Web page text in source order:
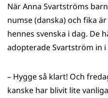
När Anna Svartströms
numse (danska) och fika
hennes svenska i dag. De
adopterade Svartström in
– Hygge så klart! Och
kanske har blivit lite